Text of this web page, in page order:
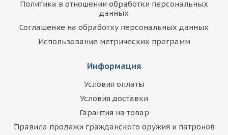
Политика в отношении обработки персональных
данных
Соглашение на обработку персональных данных
Использование метрических программ
Информация
Условия оплаты
Условия доставки
Гарантия на товар
Правила продажи гражданского оружия и патронов